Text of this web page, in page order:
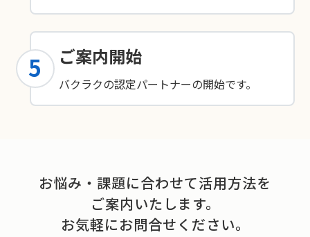
5 ご案内開始
バクラクの認定パートナーの開始です。
お悩み・課題に合わせて活用方法を
ご案内いたします。
お気軽にお問合せください。